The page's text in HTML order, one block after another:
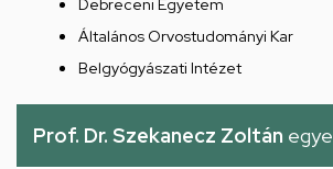
Debreceni Egyetem
Általános Orvostudományi Kar
Belgyógyászati Intézet
Prof. Dr. Szekanecz Zoltán